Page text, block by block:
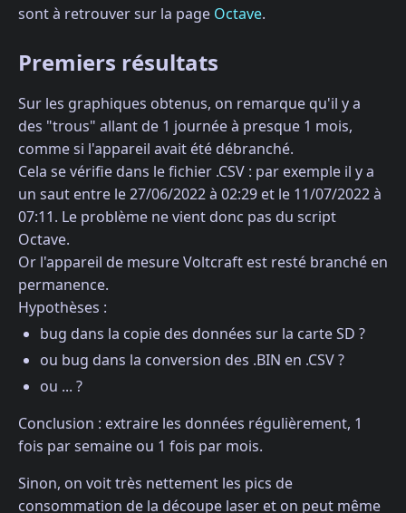
sont à retrouver sur la page Octave.
Premiers résultats
Sur les graphiques obtenus, on remarque qu'il y a
des "trous" allant de 1 journée à presque 1 mois,
comme si l'appareil avait été débranché.
Cela se vérifie dans le fichier .CSV : par exemple il y a
un saut entre le 27/06/2022 à 02:29 et le 11/07/2022 à
07:11. Le problème ne vient donc pas du script
Octave.
Or l'appareil de mesure Voltcraft est resté branché en
permanence.
Hypothèses :
bug dans la copie des données sur la carte SD ?
ou bug dans la conversion des .BIN en .CSV ?
ou ... ?
Conclusion : extraire les données régulièrement, 1
fois par semaine ou 1 fois par mois.
Sinon, on voit très nettement les pics de
consommation de la découpe laser et on peut même